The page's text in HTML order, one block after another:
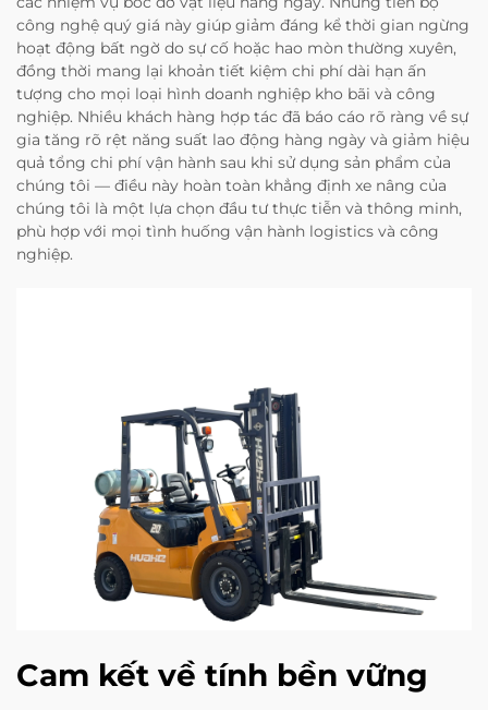
công nghệ quý giá này giúp giảm đáng kể thời gian ngừng
hoạt động bất ngờ do sự cố hoặc hao mòn thường xuyên,
đồng thời mang lại khoản tiết kiệm chi phí dài hạn ấn
tượng cho mọi loại hình doanh nghiệp kho bãi và công
nghiệp. Nhiều khách hàng hợp tác đã báo cáo rõ ràng về sự
gia tăng rõ rệt năng suất lao động hàng ngày và giảm hiệu
quả tổng chi phí vận hành sau khi sử dụng sản phẩm của
chúng tôi — điều này hoàn toàn khẳng định xe nâng của
chúng tôi là một lựa chọn đầu tư thực tiễn và thông minh,
phù hợp với mọi tình huống vận hành logistics và công
nghiệp.
Cam kết về tính bền vững